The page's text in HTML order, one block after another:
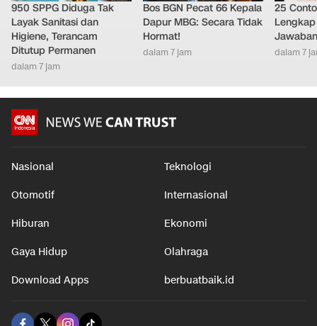
950 SPPG Diduga Tak
Layak Sanitasi dan
Higiene, Terancam
Ditutup Permanen
dalam 7 jam
Bos BGN Pecat 66 Kepala
Dapur MBG: Secara Tidak
Hormat!
dalam 7 jam
25
dalam 7
Nasional Teknologi
Otomotif Internasional
Hiburan Ekonomi
Gaya Hidup Olahraga
Download Apps berbuatbaik.id